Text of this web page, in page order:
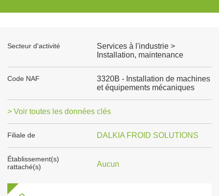
Secteur d'activité
Services à l'industrie >
Installation, maintenance
Code NAF
3320B - Installation de machines
et équipements mécaniques
> Voir toutes les données clés
Filiale de DALKIA FROID SOLUTIONS
Établissement(s)
rattaché(s)
Aucun